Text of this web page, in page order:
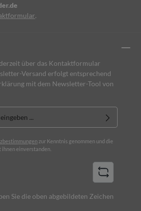
über das Kontaktformular
Versand erfolgt entsprechend
mit dem Newsletter-Tool von
zur Kenntnis genommen und die
ihnen einverstanden.
Sie die oben abgebildeten Zeichen
.